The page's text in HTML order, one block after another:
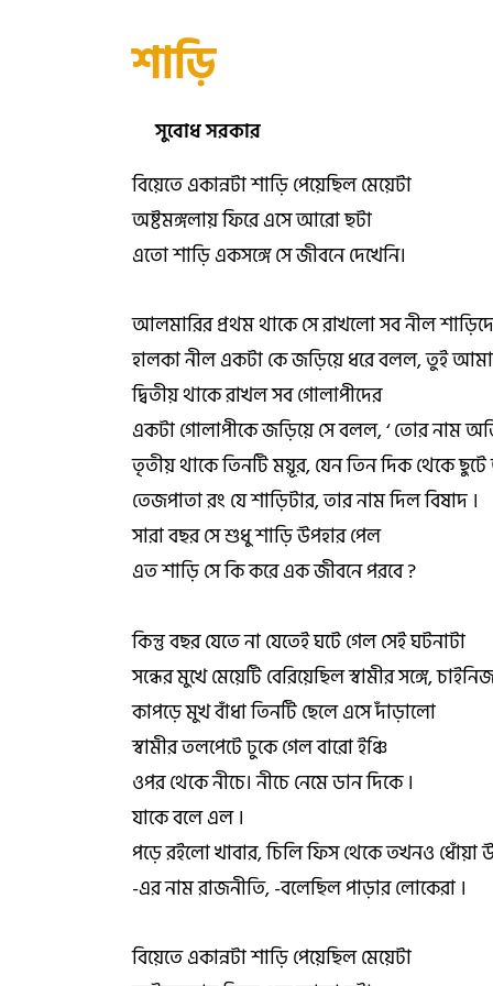
শাড়ি
সুবোধ সরকার
বিয়েতে একান্নটা শাড়ি পেয়েছিল মেয়েটা
অষ্টমঙ্গলায় ফিরে এসে আরো ছটা
এতো শাড়ি একসঙ্গে সে জীবনে দেখেনি।
আলমারির প্রথম থাকে সে রাখলো সব নীল
হালকা নীল একটা কে জড়িয়ে ধরে বলল, তুই
দ্বিতীয় থাকে রাখল সব গোলাপীদের
একটা গোলাপীকে জড়িয়ে সে বলল, ‘ তোর নাম
তৃতীয় থাকে তিনটি ময়ূর, যেন তিন দিক থেকে
তেজপাতা রং যে শাড়িটার, তার নাম দিল বিষাদ ।
সারা বছর সে শুধু শাড়ি উপহার পেল
এত শাড়ি সে কি করে এক জীবনে পরবে ?
কিন্তু বছর যেতে না যেতেই ঘটে গেল সেই ঘটনাটা
সন্ধের মুখে মেয়েটি বেরিয়েছিল স্বামীর সঙ্গে,
কাপড়ে মুখ বাঁধা তিনটি ছেলে এসে দাঁড়ালো
স্বামীর তলপেটে ঢুকে গেল বারো ইঞ্চি
ওপর থেকে নীচে। নীচে নেমে ডান দিকে ।
যাকে বলে এল ।
পড়ে রইলো খাবার, চিলি ফিস থেকে তখনও ধোঁয়া
-এর নাম রাজনীতি, -বলেছিল পাড়ার লোকেরা ।
বিয়েতে একান্নটা শাড়ি পেয়েছিল মেয়েটা